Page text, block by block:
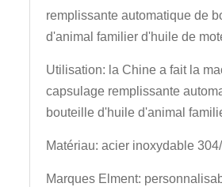
remplissante automatique de
d'animal familier d'huile de
Utilisation: la Chine a fait la
capsulage remplissante
bouteille d'huile d'animal
Matériau: acier inoxydable
Marques Elment: